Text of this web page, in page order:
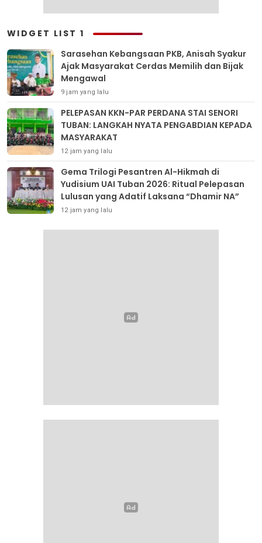
WIDGET LIST 1
Sarasehan Kebangsaan PKB, Anisah Syakur
Ajak Masyarakat Cerdas Memilih dan Bijak
Mengawal
9 jam yang lalu
PELEPASAN KKN-PAR PERDANA STAI SENORI
TUBAN: LANGKAH NYATA PENGABDIAN KEPADA
MASYARAKAT
12 jam yang lalu
Gema Trilogi Pesantren Al-Hikmah di
Yudisium UAI Tuban 2026: Ritual Pelepasan
Lulusan yang Adatif Laksana “Dhamir NA”
12 jam yang lalu